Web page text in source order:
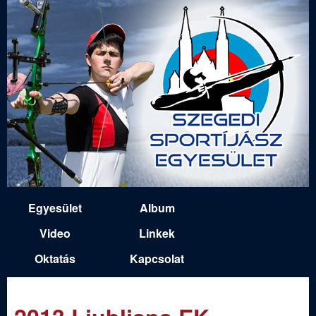
Ugrás
a
tartalomra
e
g
i
Egyesület
Album
Video
Linkek
Oktatás
Kapcsolat